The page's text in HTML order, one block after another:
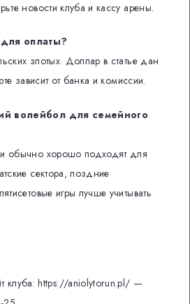
новости клуба и кассу арены.
оплаты?
злотых. Доллар в статье дан
зависит от банка и комиссии.
волейбол для семейного
обычно хорошо подходят для
сектора, поздние
игры лучше учитывать
клуба: https://aniolytorun.pl/ —